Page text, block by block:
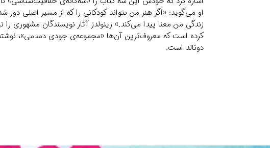
او می‌گوید: «اگر هنر من بتواند کودکانی را که از مسیر اصلی دور
زندگی من معنا پیدا می‌کند.» رینولدز آثار نویسندگان مشهوری را
کرده است که معروف‌ترین آن‌ها «مجموعه‌ی جودی دمدمی»،
دونالد است.